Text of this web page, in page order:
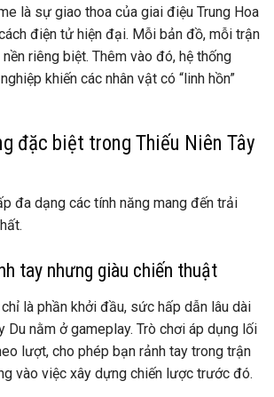
là sự giao thoa của giai điệu Trung Hoa
điện tử hiện đại. Mỗi bản đồ, mỗi trận
riêng biệt. Thêm vào đó, hệ thống
khiến các nhân vật có “linh hồn”
đặc biệt trong Thiếu Niên Tây
đa dạng các tính năng mang đến trải
tay nhưng giàu chiến thuật
là phần khởi đầu, sức hấp dẫn lâu dài
Du nằm ở gameplay. Trò chơi áp dụng lối
lượt, cho phép bạn rảnh tay trong trận
vào việc xây dựng chiến lược trước đó.